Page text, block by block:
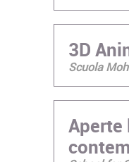
3D
Scuola
Aperte